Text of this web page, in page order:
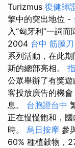
Turizmus 復健師
擎中的突出地位 -
入“匈牙利”一詞而
2004 台中 筋膜刀
系列活動，在此
斯的總部亮相。
公眾舉辦了有獎遊
客投放廣告的機
息。 台胞證台中
正在慢慢飽和，
時。 烏日按摩 參
60% 種植穀物，